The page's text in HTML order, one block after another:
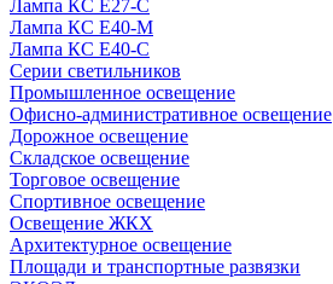
Лампа КС Е27-С
Лампа КС Е40-М
Лампа КС Е40-С
Серии светильников
Промышленное освещение
Офисно-административное освещение
Дорожное освещение
Складское освещение
Торговое освещение
Спортивное освещение
Освещение ЖКХ
Архитектурное освещение
Площади и транспортные развязки